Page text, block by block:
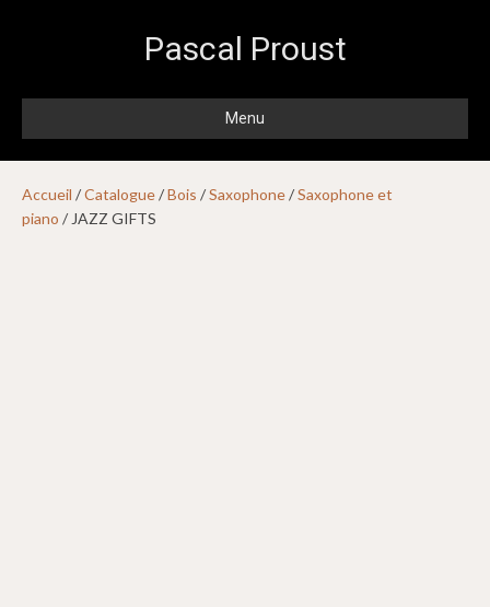
Pascal Proust
Menu
Accueil /Catalogue/Bois /Saxophone/Saxophone et
piano / JAZZ GIFTS